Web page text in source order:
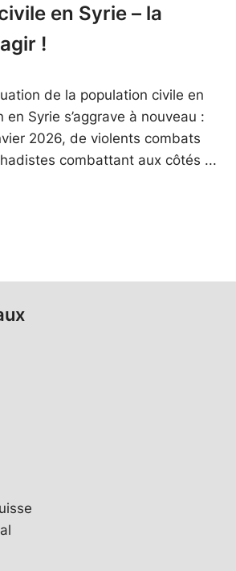
en Syrie – la
!
de la population civile en
Syrie s’aggrave à nouveau :
2026, de violents combats
combattant aux côtés